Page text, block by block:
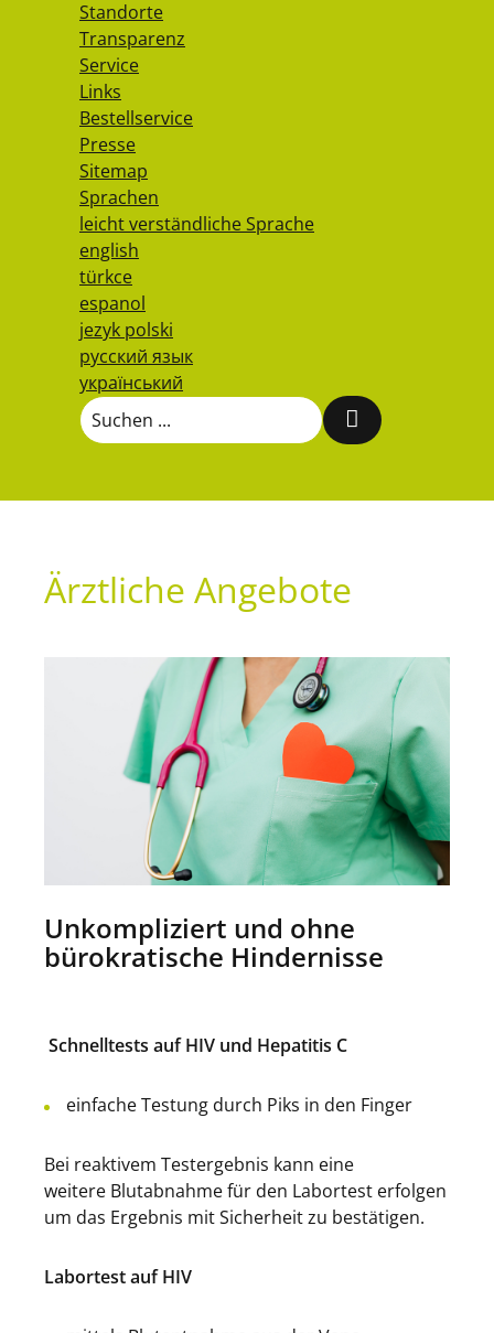
Standorte
Transparenz
Service
Links
Bestellservice
Presse
Sitemap
Sprachen
leicht verständliche Sprache
english
türkce
espanol
jezyk polski
русский язык
український
Ärztliche Angebote
Unkompliziert und ohne
bürokratische Hindernisse
Schnelltests auf HIV und Hepatitis C
einfache Testung durch Piks in den Finger
Bei reaktivem Testergebnis kann eine
weitere Blutabnahme für den Labortest erfolgen
um das Ergebnis mit Sicherheit zu bestätigen.
Labortest auf HIV